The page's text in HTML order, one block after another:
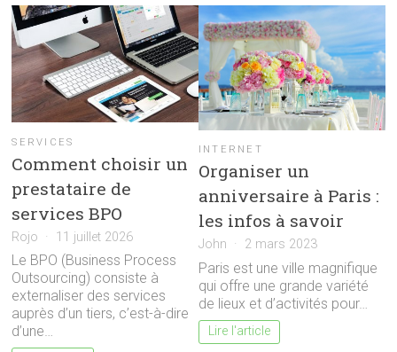
SERVICES
Comment choisir un
prestataire de
services BPO
Rojo 11 juillet 2026
Le BPO (Business Process
Outsourcing) consiste à
externaliser des services
auprès d’un tiers, c’est-à-dire
d’une…
INTERNET
Organiser un
anniversaire à Paris :
les infos à savoir
John 2 mars 2023
Paris est une ville magnifique
qui offre une grande variété
de lieux et d’activités pour…
Lire l'article